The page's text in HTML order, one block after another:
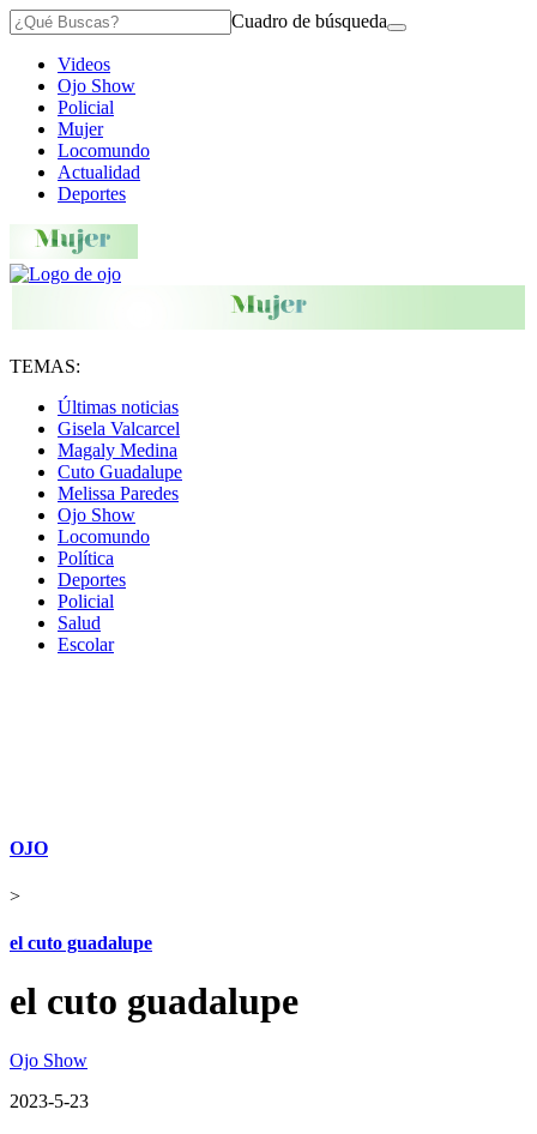
Cuadro de búsqueda
Videos
Ojo Show
Policial
Mujer
Locomundo
Actualidad
Deportes
TEMAS:
Últimas noticias
Gisela Valcarcel
Magaly Medina
Cuto Guadalupe
Melissa Paredes
Ojo Show
Locomundo
Política
Deportes
Policial
Salud
Escolar
OJO
>
el cuto guadalupe
el cuto guadalupe
Ojo Show
2023-5-23